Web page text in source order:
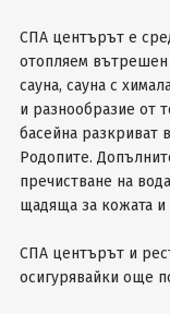
СПА центърът е
отопляем вътрешен
сауна, сауна с
и разнообразие от
басейна разкриват
Родопите.
пречистване на
щадяща за кожата и
СПА центърът и
осигурявайки още